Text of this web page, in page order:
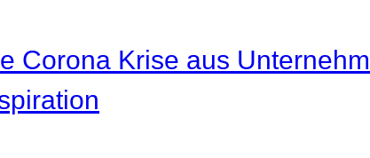
Corona Krise aus